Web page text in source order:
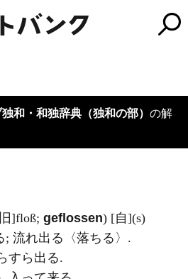
和・和独辞典（独和の部） の解
]floß; geflossen) [自](s)
流れ出る〈落ちる〉.
すら出る.